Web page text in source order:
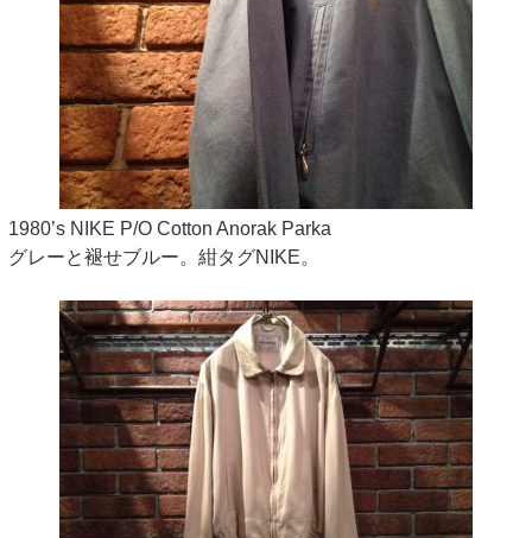
1980’s NIKE P/O Cotton Anorak Parka
グレーと褪せブルー。紺タグNIKE。